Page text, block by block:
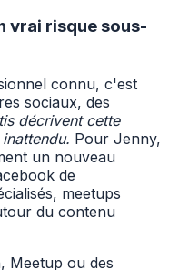
vrai risque sous-
connu, c'est
sociaux, des
décrivent cette
Pour Jenny,
un nouveau
de
meetups
du contenu
Meetup ou des